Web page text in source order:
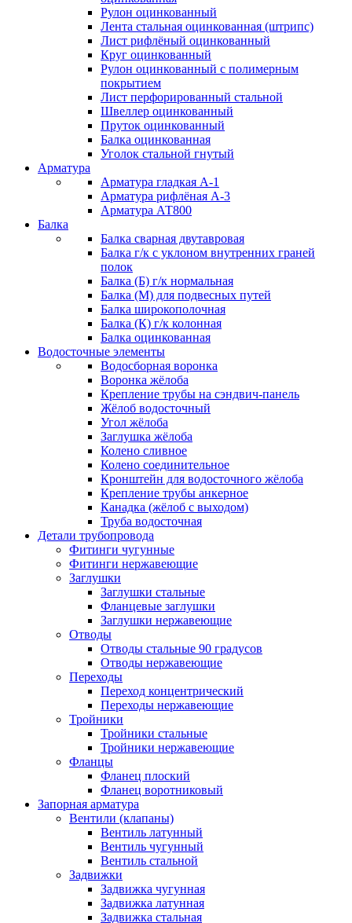
Рулон оцинкованный
Лента стальная оцинкованная (штрипс)
Лист рифлёный оцинкованный
Круг оцинкованный
Рулон оцинкованный с полимерным
покрытием
Лист перфорированный стальной
Швеллер оцинкованный
Пруток оцинкованный
Балка оцинкованная
Уголок стальной гнутый
Арматура
Арматура гладкая А-1
Арматура рифлёная А-3
Арматура АТ800
Балка
Балка сварная двутавровая
Балка г/к с уклоном внутренних граней
полок
Балка (Б) г/к нормальная
Балка (М) для подвесных путей
Балка широкополочная
Балка (К) г/к колонная
Балка оцинкованная
Водосточные элементы
Водосборная воронка
Воронка жёлоба
Крепление трубы на сэндвич-панель
Жёлоб водосточный
Угол жёлоба
Заглушка жёлоба
Колено сливное
Колено соединительное
Кронштейн для водосточного жёлоба
Крепление трубы анкерное
Канадка (жёлоб с выходом)
Труба водосточная
Детали трубопровода
Фитинги чугунные
Фитинги нержавеющие
Заглушки
Заглушки стальные
Фланцевые заглушки
Заглушки нержавеющие
Отводы
Отводы стальные 90 градусов
Отводы нержавеющие
Переходы
Переход концентрический
Переходы нержавеющие
Тройники
Тройники стальные
Тройники нержавеющие
Фланцы
Фланец плоский
Фланец воротниковый
Запорная арматура
Вентили (клапаны)
Вентиль латунный
Вентиль чугунный
Вентиль стальной
Задвижки
Задвижка чугунная
Задвижка латунная
Задвижка стальная